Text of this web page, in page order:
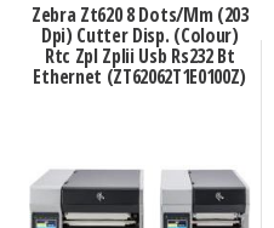
Zebra Zt620 8 Dots/Mm (203
Dpi) Cutter Disp. (Colour)
Rtc Zpl Zplii Usb Rs232 Bt
Ethernet (ZT62062T1E0100Z)